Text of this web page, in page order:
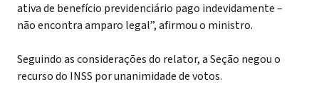
ativa de benefício previdenciário pago indevidamente –
não encontra amparo legal”, afirmou o ministro.
Seguindo as considerações do relator, a Seção negou o
recurso do INSS por unanimidade de votos.